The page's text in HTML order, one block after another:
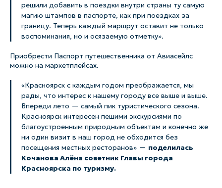
решили добавить в поездки внутри страны ту самую
магию штампов в паспорте, как при поездках за
границу. Теперь каждый маршрут оставит не только
воспоминания, но и осязаемую отметку».
Приобрести Паспорт путешественника от Авиасейлс
можно на маркетплейсах.
«Красноярск с каждым годом преображается, мы
рады, что интерес к нашему городу все выше и выше.
Впереди лето — самый пик туристического сезона.
Красноярск интересен пешими экскурсиями по
благоустроенным природным объектам и конечно же
ни один визит в наш город не обходится без
посещения местных ресторанов» — поделилась
Кочанова Алёна советник Главы города
Красноярска по туризму.